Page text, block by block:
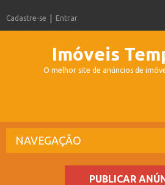
Cadastre-se Entrar
Imóveis
O melhor site de anúncios de
NAVEGAÇÃO
PUBLICAR